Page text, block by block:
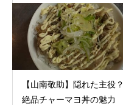
【山南敬助】隠れた主役？
絶品チャーマヨ丼の魅力